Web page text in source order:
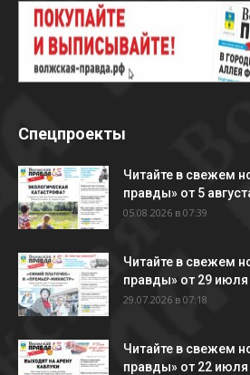
Спецпроекты
Читайте в свежем
правды» от 5
05.08.2026 в 07:39
Читайте в свежем
правды» от 29 июля
29.07.2026 в 07:18
Читайте в свежем
правды» от 22 июля